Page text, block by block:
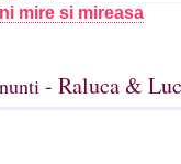
mire si mireasa
- Raluca &